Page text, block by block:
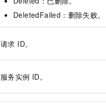
DeletedFailed：删除失败。
请求 ID。
服务实例 ID。